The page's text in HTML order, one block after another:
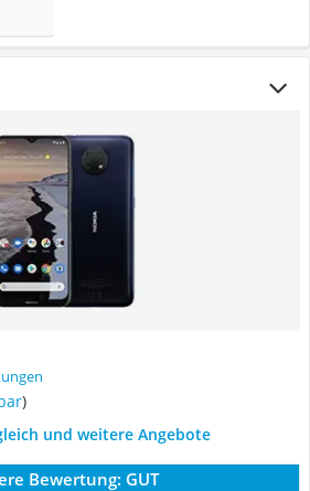
)
und weitere Angebote
Bewertung: GUT